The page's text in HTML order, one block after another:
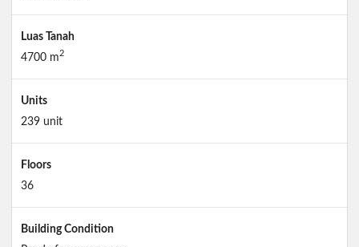
Luas Tanah
4700 m2
Units
239 unit
Floors
36
Building Condition